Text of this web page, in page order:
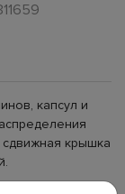
капсул и
крышка